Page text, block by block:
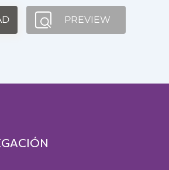
PREVIEW